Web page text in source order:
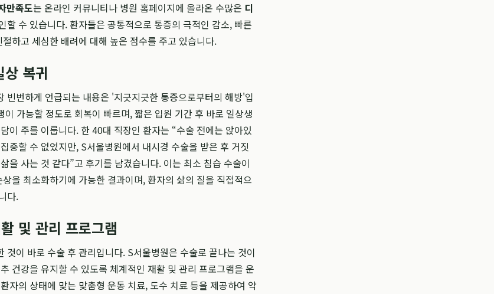
만족도는 온라인 커뮤니티나 병원 홈페이지에 올라온 수많은 디
할 수 있습니다. 환자들은 공통적으로 통증의 극적인 감소, 빠른
하고 세심한 배려에 대해 높은 점수를 주고 있습니다.
복귀
빈번하게 언급되는 내용은 '지긋지긋한 통증으로부터의 해방'입
이 가능할 정도로 회복이 빠르며, 짧은 입원 기간 후 바로 일상생
이 주를 이룹니다. 한 40대 직장인 환자는 “수술 전에는 앉아있
중할 수 없었지만, S서울병원에서 내시경 수술을 받은 후 거짓
을 사는 것 같다”고 후기를 남겼습니다. 이는 최소 침습 수술이
을 최소화하기에 가능한 결과이며, 환자의 삶의 질을 직접적으
다.
및 관리 프로그램
것이 바로 수술 후 관리입니다. S서울병원은 수술로 끝나는 것이
건강을 유지할 수 있도록 체계적인 재활 및 관리 프로그램을 운
자의 상태에 맞는 맞춤형 운동 치료, 도수 치료 등을 제공하여 약